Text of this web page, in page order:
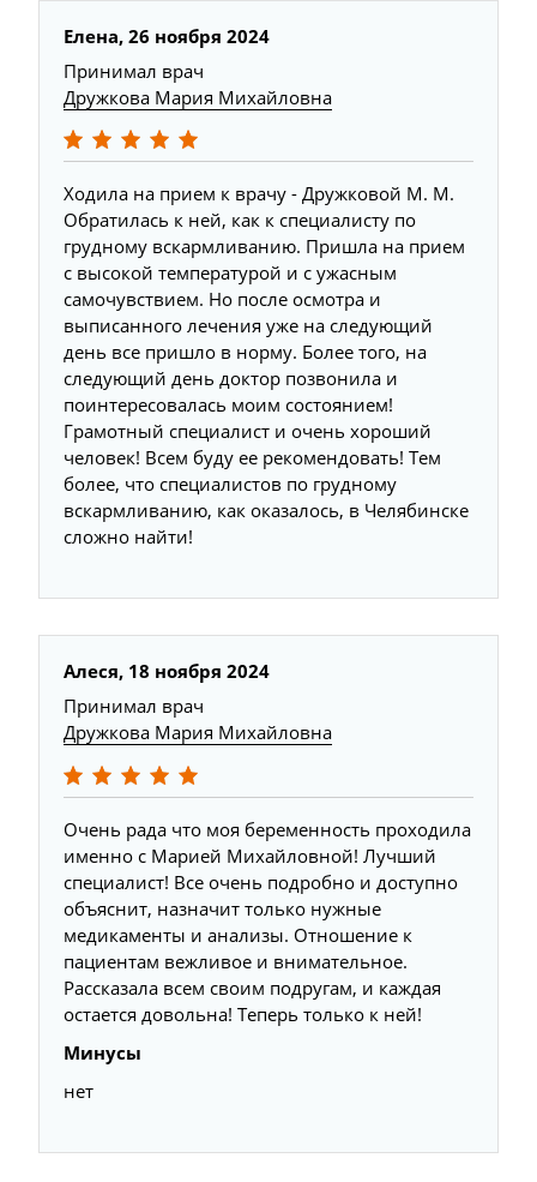
Елена, 26 ноября 2024
Принимал врач
Дружкова Мария Михайловна
Ходила на прием к врачу - Дружковой М. М.
Обратилась к ней, как к специалисту по
грудному вскармливанию. Пришла на прием
с высокой температурой и с ужасным
самочувствием. Но после осмотра и
выписанного лечения уже на следующий
день все пришло в норму. Более того, на
следующий день доктор позвонила и
поинтересовалась моим состоянием!
Грамотный специалист и очень хороший
человек! Всем буду ее рекомендовать! Тем
более, что специалистов по грудному
вскармливанию, как оказалось, в Челябинске
сложно найти!
Алеся, 18 ноября 2024
Принимал врач
Дружкова Мария Михайловна
Очень рада что моя беременность проходила
именно с Марией Михайловной! Лучший
специалист! Все очень подробно и доступно
объяснит, назначит только нужные
медикаменты и анализы. Отношение к
пациентам вежливое и внимательное.
Рассказала всем своим подругам, и каждая
остается довольна! Теперь только к ней!
Минусы
нет